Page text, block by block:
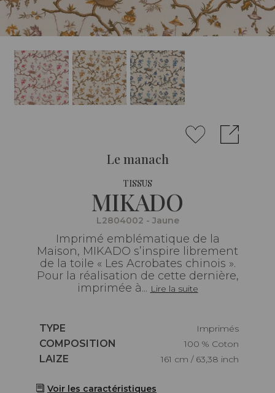
Le manach
TISSUS
MIKADO
L2804002 - Jaune
Imprimé emblématique de la
Maison, MIKADO s’inspire librement
de la toile « Les Acrobates chinois ».
Pour la réalisation de cette dernière,
imprimée à... Lire la suite
Caractéristiques
TYPE
Imprimés
Caractéristiques
COMPOSITION
100 % Coton
Caractéristiques
LAIZE 161 cm / 63,38 inch
Voir les caractéristiques